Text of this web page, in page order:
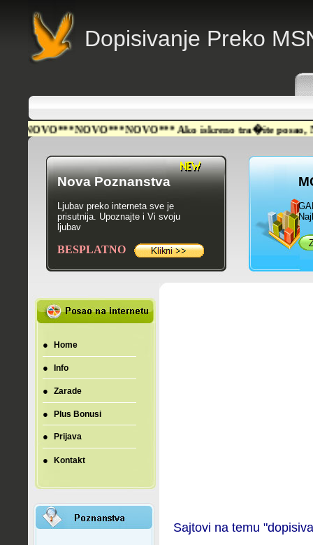
Dopisivanje Preko
Ako iskreno tra�ite posao,
Nova Poznanstva
Ljubav preko interneta sve je
prisutnija. Upoznajte i Vi svoju
ljubav
BESPLATNO
● Home
● Info
● Zarade
● Plus Bonusi
● Prijava
● Kontakt
Sajtovi na temu